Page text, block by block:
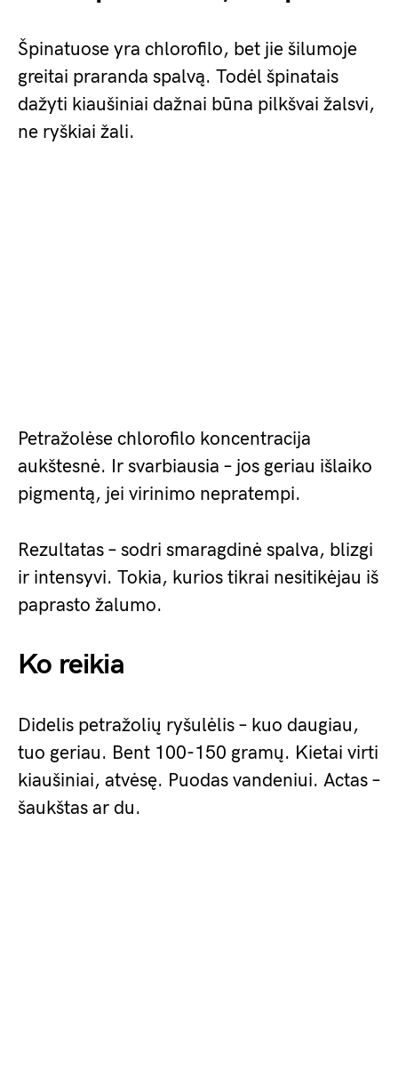
Špinatuose yra chlorofilo, bet jie šilumoje
greitai praranda spalvą. Todėl špinatais
dažyti kiaušiniai dažnai būna pilkšvai žalsvi,
ne ryškiai žali.
Petražolėse chlorofilo koncentracija
aukštesnė. Ir svarbiausia – jos geriau išlaiko
pigmentą, jei virinimo nepratempi.
Rezultatas – sodri smaragdinė spalva, blizgi
ir intensyvi. Tokia, kurios tikrai nesitikėjau iš
paprasto žalumo.
Ko reikia
Didelis petražolių ryšulėlis – kuo daugiau,
tuo geriau. Bent 100-150 gramų. Kietai virti
kiaušiniai, atvėsę. Puodas vandeniui. Actas –
šaukštas ar du.